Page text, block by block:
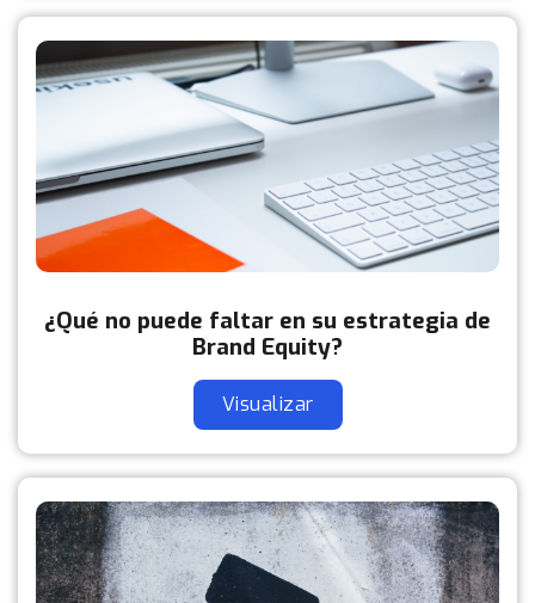
¿Qué no puede faltar en su estrategia de
Brand Equity?
Visualizar